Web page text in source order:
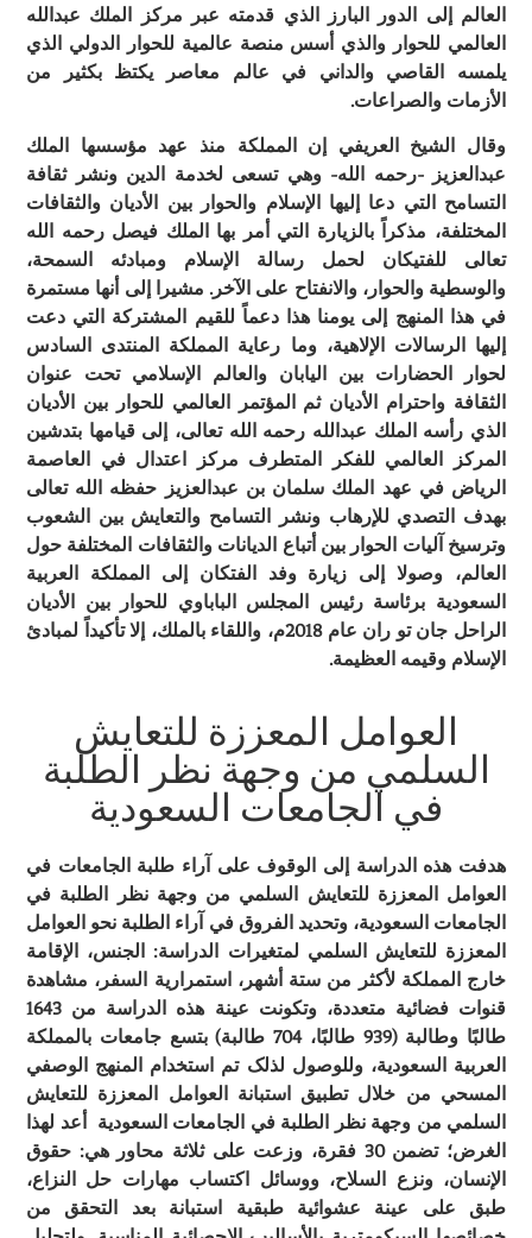
العالم إلى الدور البارز الذي قدمته عبر مركز الملك عبدالله
العالمي للحوار والذي أسس منصة عالمية للحوار الدولي الذي
يلمسه القاصي والداني في عالم معاصر يكتظ بكثير من
الأزمات والصراعات.
وقال الشيخ العريفي إن المملكة منذ عهد مؤسسها الملك
عبدالعزيز -رحمه الله- وهي تسعى لخدمة الدين ونشر ثقافة
التسامح التي دعا إليها الإسلام والحوار بين الأديان والثقافات
المختلفة، مذكراً بالزيارة التي أمر بها الملك فيصل رحمه الله
تعالى للفتيكان لحمل رسالة الإسلام ومبادئه السمحة،
والوسطية والحوار، والانفتاح على الآخر. مشيرا إلى أنها مستمرة
في هذا المنهج إلى يومنا هذا دعماً للقيم المشتركة التي دعت
إليها الرسالات الإلاهية، وما رعاية المملكة المنتدى السادس
لحوار الحضارات بين اليابان والعالم الإسلامي تحت عنوان
الثقافة واحترام الأديان ثم المؤتمر العالمي للحوار بين الأديان
الذي رأسه الملك عبدالله رحمه الله تعالى، إلى قيامها بتدشين
المركز العالمي للفكر المتطرف مركز اعتدال في العاصمة
الرياض في عهد الملك سلمان بن عبدالعزيز حفظه الله تعالى
بهدف التصدي للإرهاب ونشر التسامح والتعايش بين الشعوب
وترسيخ آليات الحوار بين أتباع الديانات والثقافات المختلفة حول
العالم، وصولا إلى زيارة وفد الفتكان إلى المملكة العربية
السعودية برئاسة رئيس المجلس الباباوي للحوار بين الأديان
الراحل جان تو ران عام 2018م، واللقاء بالملك، إلا تأكيداً لمبادئ
الإسلام وقيمه العظيمة.
العوامل المعززة للتعايش
السلمي من وجهة نظر الطلبة
في الجامعات السعودية
هدفت هذه الدراسة إلى الوقوف على آراء طلبة الجامعات في
العوامل المعززة للتعايش السلمي من وجهة نظر الطلبة في
الجامعات السعودية، وتحديد الفروق في آراء الطلبة نحو العوامل
المعززة للتعايش السلمي لمتغيرات الدراسة: الجنس، الإقامة
خارج المملکة لأکثر من ستة أشهر، استمرارية السفر، مشاهدة
قنوات فضائية متعددة، وتکونت عينة هذه الدراسة من 1643
طالبًا وطالبة (939 طالبًا، 704 طالبة) بتسع جامعات بالمملکة
العربية السعودية، وللوصول لذلک تم استخدام المنهج الوصفي
المسحي من خلال تطبيق استبانة العوامل المعززة للتعايش
السلمي من وجهة نظر الطلبة في الجامعات السعودية أعد لهذا
الغرض؛ تضمن 30 فقرة، وزعت على ثلاثة محاور هي: حقوق
الإنسان، ونزع السلاح، ووسائل اکتساب مهارات حل النزاع،
طبق على عينة عشوائية طبقية استبانة بعد التحقق من